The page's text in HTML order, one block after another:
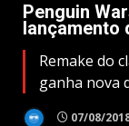
Penguin
lançamento
Remake do
ganha nova
07/08/